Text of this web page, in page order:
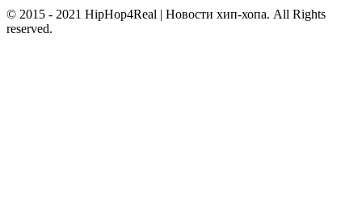
© 2015 - 2021 HipHop4Real | Новости хип-хопа. All Rights
reserved.